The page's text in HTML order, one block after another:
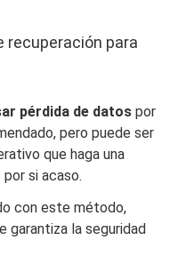
recuperación para
pérdida de datos por
pero puede ser
que haga una
si acaso.
con este método,
garantiza la seguridad